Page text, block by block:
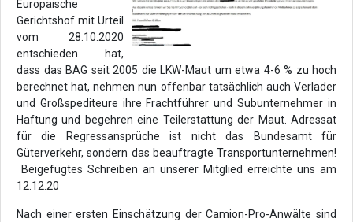
Europäische
Gerichtshof mit Urteil
vom 28.10.2020
entschieden hat,
dass das BAG seit 2005 die LKW-Maut um etwa 4-6 % zu hoch
berechnet hat, nehmen nun offenbar tatsächlich auch Verlader
und Großspediteure ihre Frachtführer und Subunternehmer in
Haftung und begehren eine Teilerstattung der Maut. Adressat
für die Regressansprüche ist nicht das Bundesamt für
Güterverkehr, sondern das beauftragte Transportunternehmen!
Beigefügtes Schreiben an unserer Mitglied erreichte uns am
12.12.20
Nach einer ersten Einschätzung der Camion-Pro-Anwälte sind